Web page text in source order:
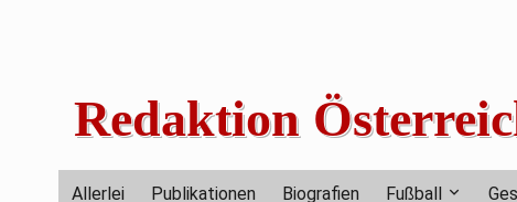
Redaktion
Allerlei Publikationen Biografien Fußball